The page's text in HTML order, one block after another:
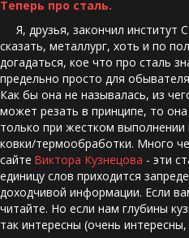
Теперь про сталь.
Я, друзья, закончил институт
сказать, металлург, хоть и по
догадаться, кое что про сталь
предельно просто для
Как бы она не называлась, из
может резать в принципе, то
только при жестком
ковки/термообработки. Много
сайте Виктора Кузнецова - эти
единицу слов приходится
доходчивой информации. Если
читайте. Но если нам глубины
так интересны (очень